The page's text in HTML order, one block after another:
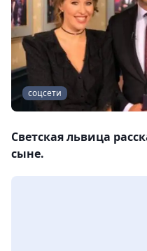
соцсети
Светская львица
сыне.